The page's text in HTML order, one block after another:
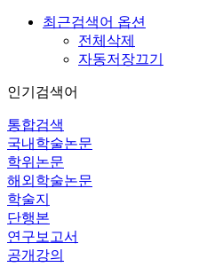
최근검색어 옵션
전체삭제
자동저장끄기
인기검색어
통합검색
국내학술논문
학위논문
해외학술논문
학술지
단행본
연구보고서
공개강의